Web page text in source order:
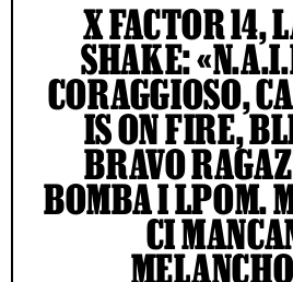
X FACTOR 14,
SHAKE:
CORAGGIOSO,
IS ON FIRE,
BRAVO
BOMBA I LPOM.
CI